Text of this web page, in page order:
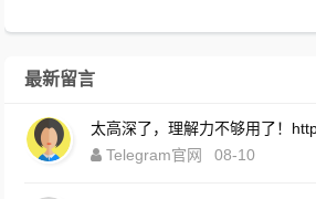
最新留言
Telegram官网
08-10